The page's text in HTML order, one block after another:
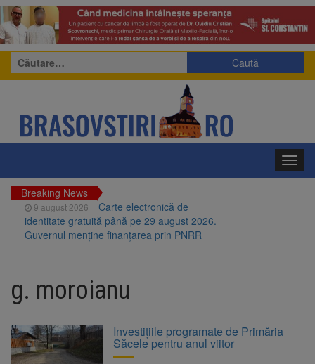
Caută
după:
Breaking News
9 august 2026
Carte electronică de
identitate gratuită până pe 29 august 2026.
Guvernul menține finanțarea prin PNRR
Brașovului vor fi restaurate. Contractul de
finanțare a fost semnat
propriul record mondial. Betty Bromage a
zburat din nou pe aripa unui avion
g. moroianu
Investițiile programate de Primăria
Săcele pentru anul viitor